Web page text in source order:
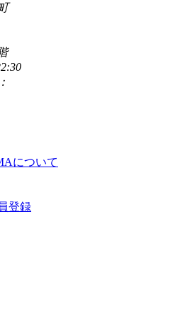
について
登録